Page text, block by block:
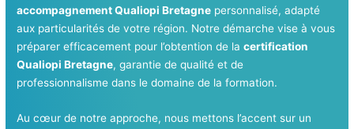
accompagnement Qualiopi Bretagne personnalisé, adapté
aux particularités de votre région. Notre démarche vise à vous
préparer efficacement pour l’obtention de lacertification
Qualiopi Bretagne, garantie de qualité et de
professionnalisme dans le domaine de la formation.
Au cœur de notre approche, nous mettons l’accent sur un